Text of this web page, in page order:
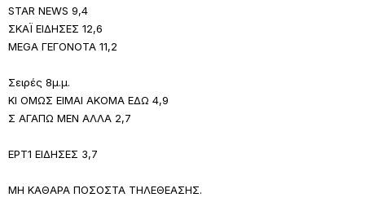
STAR NEWS 9,4
ΣΚΑΪ ΕΙΔΗΣΕΣ 12,6
MEGA ΓΕΓΟΝΟΤΑ 11,2
Σειρές 8μ.μ.
ΚΙ ΟΜΩΣ ΕΙΜΑΙ ΑΚΟΜΑ ΕΔΩ 4,9
Σ ΑΓΑΠΩ ΜΕΝ ΑΛΛΑ 2,7
ΕΡΤ1 ΕΙΔΗΣΕΣ 3,7
ΜΗ ΚΑΘΑΡΑ ΠΟΣΟΣΤΑ ΤΗΛΕΘΕΑΣΗΣ.